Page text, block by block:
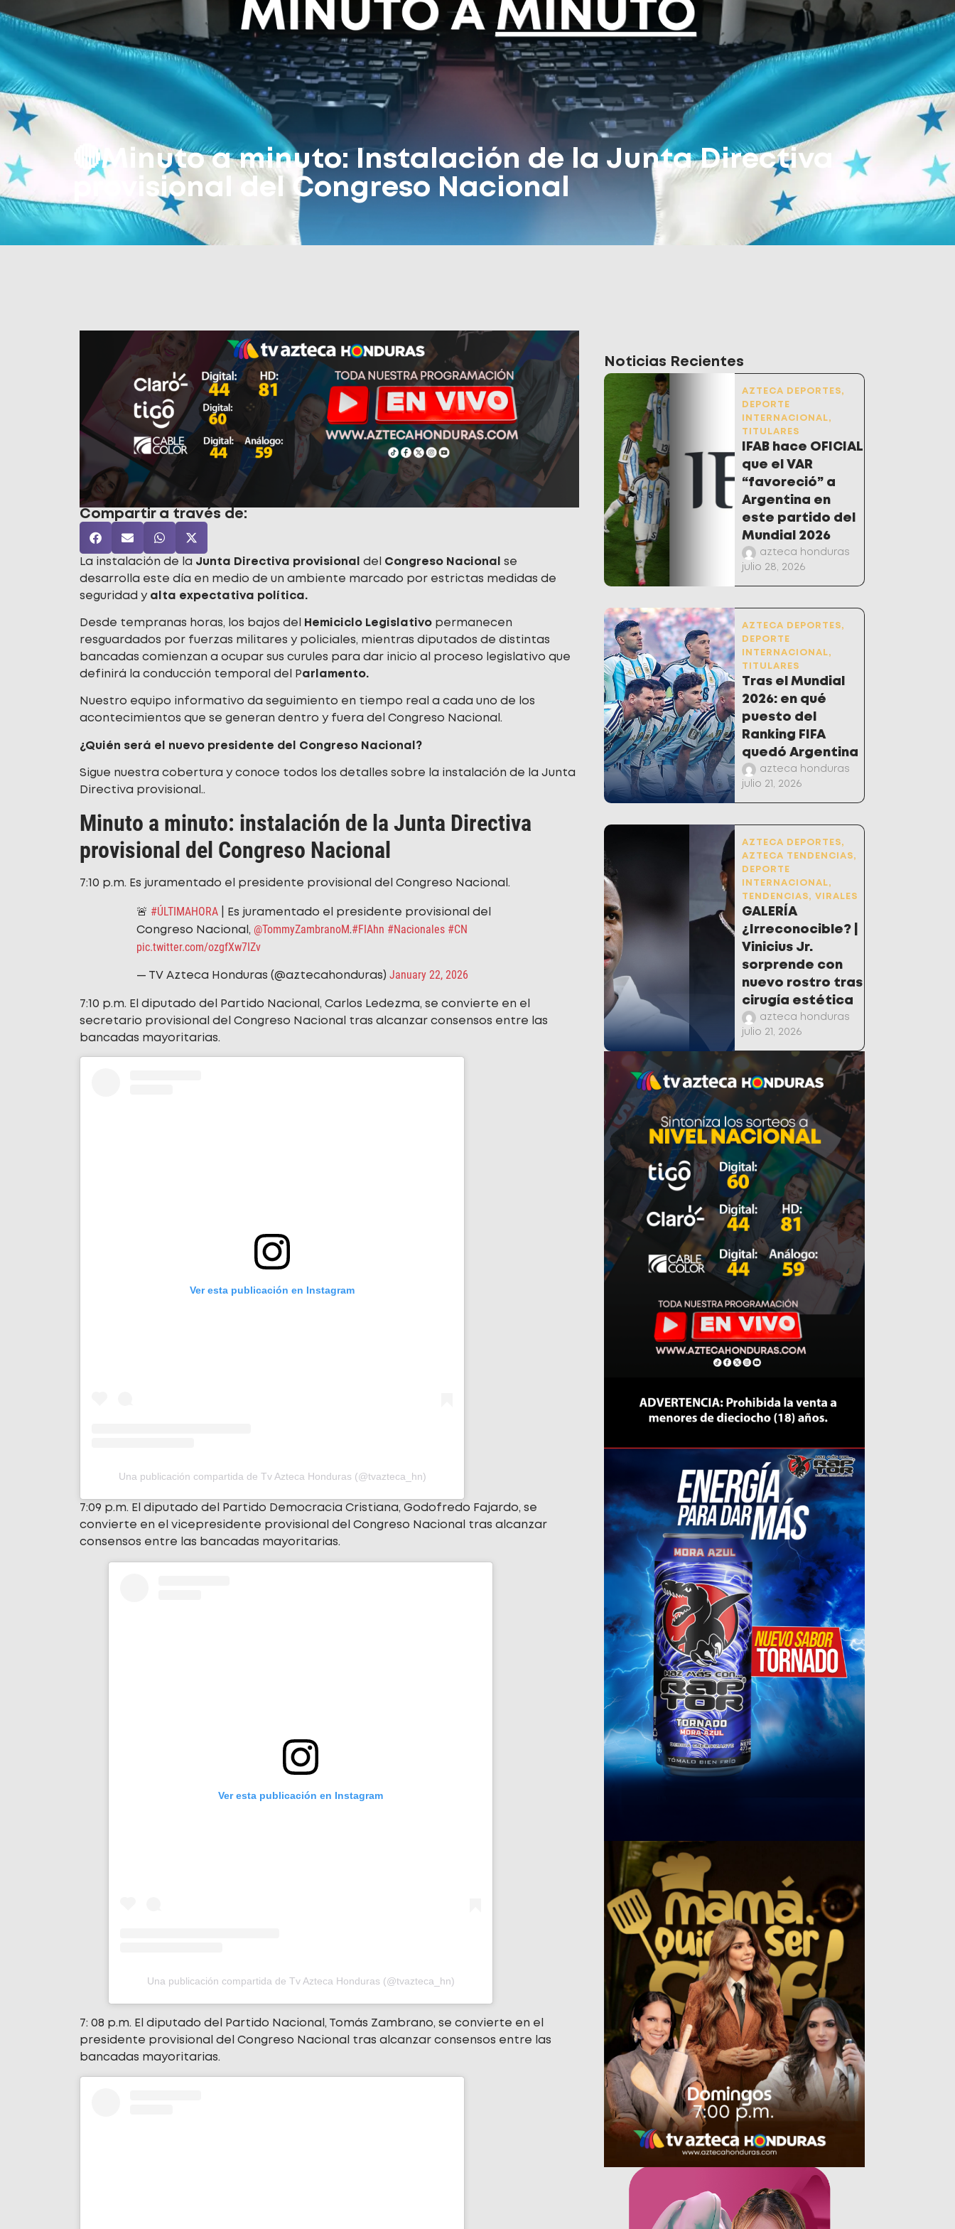
🔴Minuto a minuto: Instalación de la Junta Directiva
provisional del Congreso Nacional
Compartir a través de:
La instalación de la Junta Directiva provisional del Congreso Nacional
se
desarrolla este día en medio de un ambiente marcado por estrictas medidas de
seguridad y alta expectativa política.
Desde tempranas horas, los bajos del Hemiciclo Legislativo permanecen
resguardados por fuerzas militares y policiales, mientras diputados de distintas
bancadas comienzan a ocupar sus curules para dar inicio al proceso legislativo que
definirá la conducción temporal del Parlamento.
Nuestro equipo informativo da seguimiento en tiempo real a cada uno de los
acontecimientos que se generan dentro y fuera del Congreso Nacional.
¿Quién será el nuevo presidente del Congreso Nacional?
Sigue nuestra cobertura y conoce todos los detalles sobre la instalación de la Junta
Directiva provisional..
Minuto a minuto: instalación de la Junta Directiva
provisional del Congreso Nacional
7:10 p.m. Es juramentado el presidente provisional del Congreso Nacional.
🚨 #ÚLTIMAHORA | Es juramentado el presidente provisional del
Congreso Nacional, @TommyZambranoM.#FIAhn #Nacionales #CN
pic.twitter.com/ozgfXw7IZv
— TV Azteca Honduras (@aztecahonduras) January 22, 2026
7:10 p.m. El diputado del Partido Nacional, Carlos Ledezma, se convierte en el
secretario provisional del Congreso Nacional tras alcanzar consensos entre las
bancadas mayoritarias.
Ver esta publicación en Instagram
Una publicación compartida de Tv Azteca Honduras (@tvazteca_hn)
7:09 p.m. El diputado del Partido Democracia Cristiana, Godofredo Fajardo, se
convierte en el vicepresidente provisional del Congreso Nacional tras alcanzar
consensos entre las bancadas mayoritarias.
Ver esta publicación en Instagram
Una publicación compartida de Tv Azteca Honduras (@tvazteca_hn)
7: 08 p.m. El diputado del Partido Nacional, Tomás Zambrano, se convierte en el
presidente provisional del Congreso Nacional tras alcanzar consensos entre las
bancadas mayoritarias.
Noticias Recientes
AZTECA DEPORTES,
DEPORTE
INTERNACIONAL,
TITULARES
IFAB hace OFICIAL
que el VAR
“favoreció” a
Argentina en
este partido del
Mundial 2026
azteca honduras
julio 28, 2026
AZTECA DEPORTES,
DEPORTE
INTERNACIONAL,
TITULARES
Tras el Mundial
2026: en qué
puesto del
Ranking FIFA
quedó Argentina
azteca honduras
julio 21, 2026
AZTECA DEPORTES,
AZTECA TENDENCIAS,
DEPORTE
INTERNACIONAL,
TENDENCIAS, VIRALES
GALERÍA
¿Irreconocible? |
Vinicius Jr.
sorprende con
nuevo rostro tras
cirugía estética
azteca honduras
julio 21, 2026